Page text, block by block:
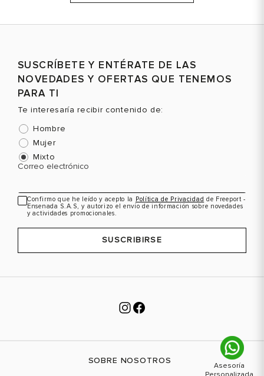
SUSCRÍBETE Y ENTÉRATE DE LAS
NOVEDADES Y OFERTAS QUE TENEMOS
PARA TI
Te interesaría recibir contenido de:
Hombre
Mujer
Mixto
Correo electrónico
Confirmo que he leído y acepto la Política de Privacidad de Freeport -
Ensenada S.A.S, y autorizo el envío de información sobre novedades
y actividades promocionales.
SUSCRIBIRSE
SOBRE NOSOTROS